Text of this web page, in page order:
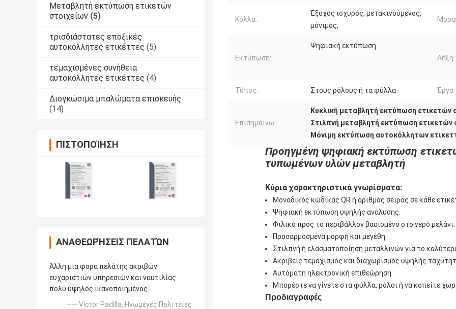
Μεταβλητή εκτύπωση ετικετών
στοιχείων (5)
τρισδιάστατες εποξικές
αυτοκόλλητες ετικέττες (5)
τεμαχισμένες συνήθεια
αυτοκόλλητες ετικέττες (4)
Διογκώσιμα μπαλώματα επισκευής
(14)
ΠΙΣΤΟΠΟΊΗΣΗ
ΑΝΑΘΕΩΡΉΣΕΙΣ ΠΕΛΑΤΏΝ
Άλλη μια φορά πελάτης ακριβών
ευχαριστιών υπηρεσιών και ναυτιλίας
πολύ υψηλός ικανοποιημένος
—— Victor Padilla, Ηνωμένες Πολιτείες
Κόλλα:
Έξοχος ισχυρός, μετακινούμενος,
μόνιμος,
Εκτύπωση:
Ψηφιακή εκτύπωση
Λήξη:
Τύπος: Στους ρόλους ή τα φύλλα Έργα
Επισημαίνω:
Κυκλική μεταβλητή εκτύπωση ετικετών
Στιλπνή μεταβλητή εκτύπωση ετικετών
Μόνιμη εκτύπωση αυτοκόλλητων
Προηγμένη ψηφιακή εκτύπωση
τυπωμένων υλών μεταβλητή
Κύρια χαρακτηριστικά γνωρίσματα:
Μοναδικός κώδικας QR ή αριθμός σειράς σε κάθε
Ψηφιακή εκτύπωση υψηλής ανάλυσης.
Φιλικό προς το περιβάλλον βασισμένο στο νερό μελάνι.
Προσαρμοσμένα μορφή και μεγέθη.
Στιλπνή ή ελασματοποίηση μεταλλινών για το
Ακριβείς τεμαχισμός και διαχωρισμός υψηλής
Αυτόματη ηλεκτρονική επιθεώρηση.
Μπορέστε να γίνετε στα φύλλα, ρόλοι ή να κοπείτε
Προδιαγραφές